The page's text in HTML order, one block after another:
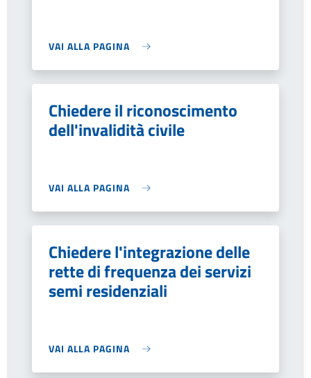
VAI ALLA PAGINA
Chiedere il riconoscimento
dell'invalidità civile
VAI ALLA PAGINA
Chiedere l'integrazione delle
rette di frequenza dei servizi
semi residenziali
VAI ALLA PAGINA